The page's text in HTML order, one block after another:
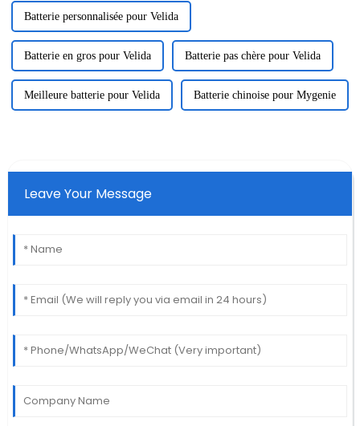
Batterie personnalisée pour Velida
Batterie en gros pour Velida Batterie pas chère pour Velida
Meilleure batterie pour Velida Batterie chinoise pour Mygenie
Leave Your Message